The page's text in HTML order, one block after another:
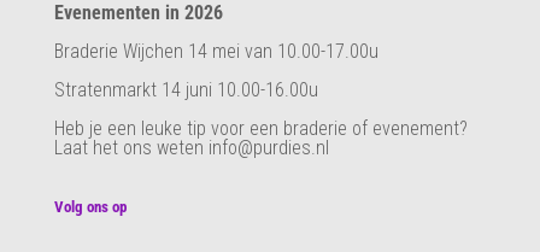
Evenementen in 2026
Braderie Wijchen 14 mei van 10.00-17.00u
Stratenmarkt 14 juni 10.00-16.00u
Heb je een leuke tip voor een braderie of evenement?
Laat het ons weten info@purdies.nl
Volg ons op